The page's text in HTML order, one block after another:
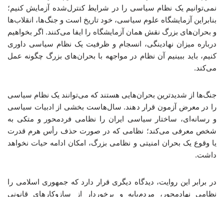
نمی‌توانیم یک نظام سیاسی را در شرایط کنترل‌شده آزمایش کنیم؛
بنابراین آزمایشگاه علوم‌ سیاسی، خود تاریخ است و جنگ‌ها، انقلاب‌ها
و بحران‌های بزرگ نقش همان آزمایشگاه را ایفا می‌کنند. اگر بخواهیم
درباره میزان نهادینگی، انسجام و ظرفیت یک نظام سیاسی داوری
کنیم، باید ببینیم آن نظام در مواجهه با بحران‌های بزرگ چگونه عمل
می‌کند.
جنگ‌ها از شدیدترین بحران‌هایی هستند که می‌توانند یک نظام سیاسی
را در معرض آزمون قرار دهند. سال‌هاست بخشی از ادبیات سیاسی
و رسانه‌ای، ساختار سیاسی ایران را نظامی فردمحور و متکی به
شخص معرفی می‌کند؛ نظامی که در صورت حذف رأس هرم قدرت
یا وقوع یک بحران امنیتی و نظامی بزرگ، امکان ادامه حیات نخواهد
داشت.
در برابر این روایت، دیدگاه دیگری قرار دارد که جمهوری اسلامی را
نظامی نهادمحور، مردم‌پایه و برخوردار از سازوکارهای قانونی